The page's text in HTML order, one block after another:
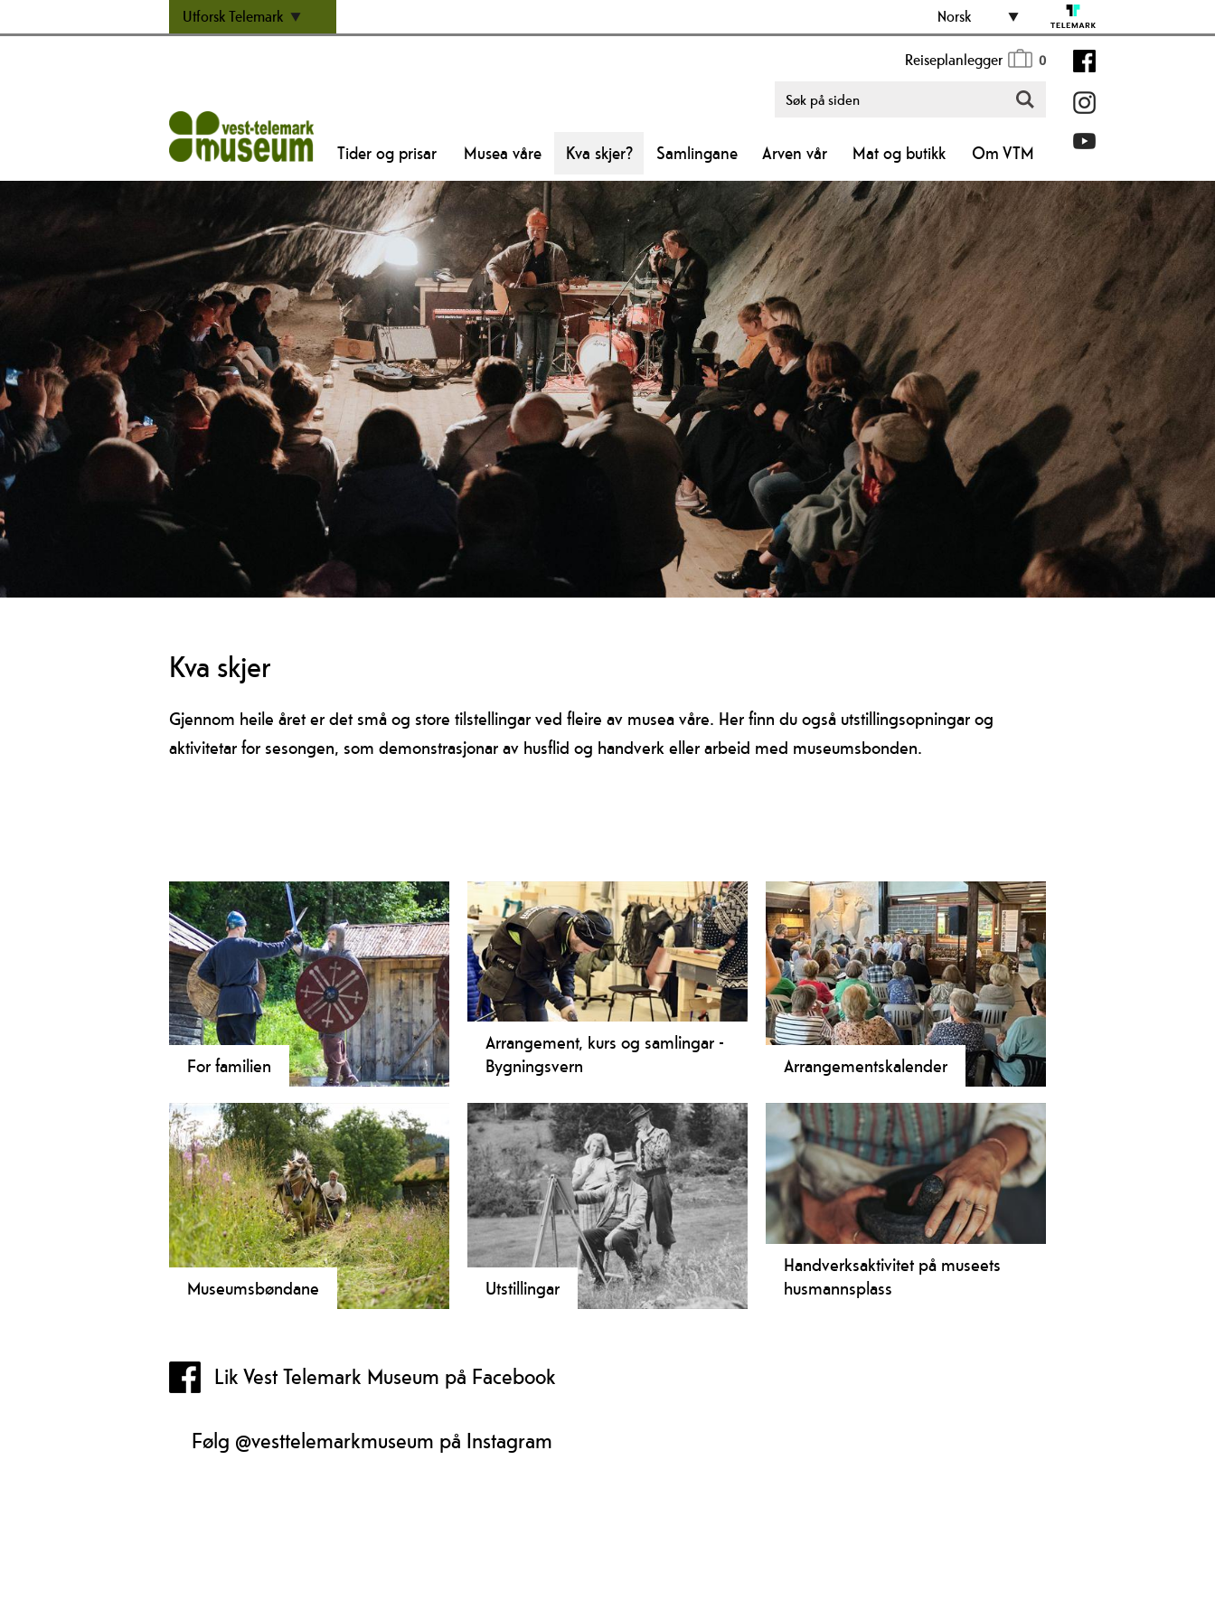
Utforsk Telemark Norsk
Reiseplanlegger 0
Tider og prisar Musea våre Kva skjer? Samlingane Arven vår Mat og butikk Om VTM
Kva skjer
Gjennom heile året er det små og store tilstellingar ved fleire av musea våre. Her finn du også utstillingsopningar og
aktivitetar for sesongen, som demonstrasjonar av husflid og handverk eller arbeid med museumsbonden.
For familien
Er du undervegs med heile familien?
Her finn du museumstilbod som passar
for alle aldrar.
Arrangement, kurs og samlingar -
Bygningsvern
Komande og tidlegare kurs og
samlingar i regi av bygningsvernstenesta
i Telemark.
Arrangementskalender
Konsertar, føredrag, kurs og
tradisjonsformidling ved Vest-Telemark
museum gjennom heile året! Sjekk ut
kva som skjer i arrangementsoversikten.
Museumsbøndane
sesong kvart år!
Utstillingar
Handverksaktivitet på museets
husmannsplass
Lik Vest Telemark Museum på Facebook
Følg @vesttelemarkmuseum på Instagram